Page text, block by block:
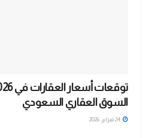
السوق العقاري السعودي